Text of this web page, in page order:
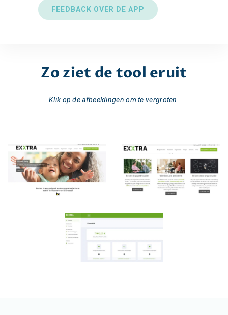
FEEDBACK OVER DE APP
Zo ziet de tool eruit
Klik op de afbeeldingen om te vergroten.